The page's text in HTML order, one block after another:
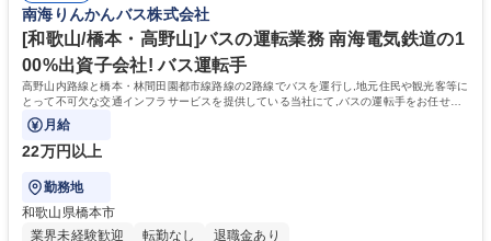
南海りんかんバス株式会社
[和歌山/橋本・高野山]バスの運転業務 南海電気鉄道の1
00%出資子会社! バス運転手
高野山内路線と橋本・林間田園都市線路線の2路線でバスを運行し,地元住民や観光客等に
とって不可欠な交通インフラサービスを提供している当社にて,バスの運転手をお任せし
ます！
月給
22万円以上
勤務地
和歌山県橋本市
業界未経験歓迎
転勤なし 退職金あり